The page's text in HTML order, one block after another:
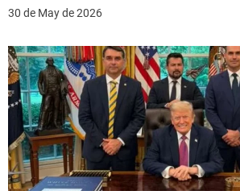
o
n
30 de May de 2026